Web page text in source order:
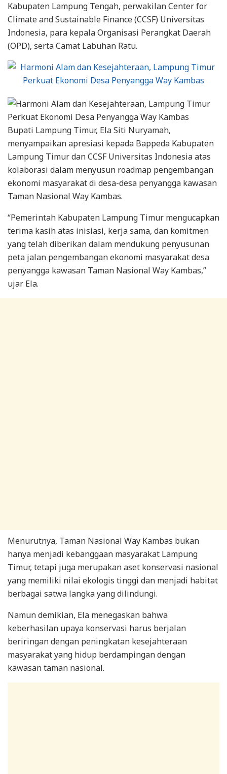
Kabupaten Lampung Tengah, perwakilan Center for
Climate and Sustainable Finance (CCSF) Universitas
Indonesia, para kepala Organisasi Perangkat Daerah
(OPD), serta Camat Labuhan Ratu.
Bupati Lampung Timur, Ela Siti Nuryamah,
menyampaikan apresiasi kepada Bappeda Kabupaten
Lampung Timur dan CCSF Universitas Indonesia atas
kolaborasi dalam menyusun roadmap pengembangan
ekonomi masyarakat di desa-desa penyangga kawasan
Taman Nasional Way Kambas.
“Pemerintah Kabupaten Lampung Timur mengucapkan
terima kasih atas inisiasi, kerja sama, dan komitmen
yang telah diberikan dalam mendukung penyusunan
peta jalan pengembangan ekonomi masyarakat desa
penyangga kawasan Taman Nasional Way Kambas,”
ujar Ela.
Menurutnya, Taman Nasional Way Kambas bukan
hanya menjadi kebanggaan masyarakat Lampung
Timur, tetapi juga merupakan aset konservasi nasional
yang memiliki nilai ekologis tinggi dan menjadi habitat
berbagai satwa langka yang dilindungi.
Namun demikian, Ela menegaskan bahwa
keberhasilan upaya konservasi harus berjalan
beriringan dengan peningkatan kesejahteraan
masyarakat yang hidup berdampingan dengan
kawasan taman nasional.